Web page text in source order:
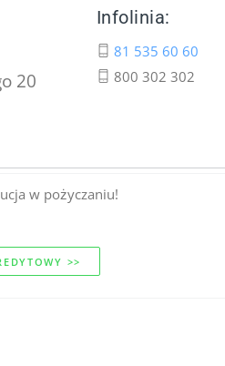
20
Infolinia:
81 535 60 60
800 302 302
w pożyczaniu!
>>